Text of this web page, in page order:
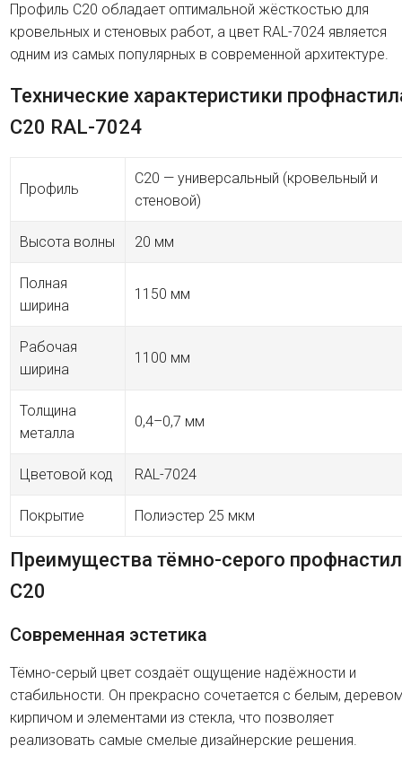
Профиль C20 обладает оптимальной жёсткостью для
кровельных и стеновых работ, а цвет RAL-7024 является
одним из самых популярных в современной архитектуре.
Технические характеристики
C20 RAL-7024
Профиль
C20 — универсальный (кровельный и
стеновой)
Высота волны 20 мм
Полная
ширина
1150 мм
Рабочая
ширина
1100 мм
Толщина
металла
0,4–0,7 мм
Цветовой код RAL-7024
Покрытие Полиэстер 25 мкм
Преимущества тёмно-серого
C20
Современная эстетика
Тёмно-серый цвет создаёт ощущение надёжности и
стабильности. Он прекрасно сочетается с белым,
кирпичом и элементами из стекла, что позволяет
реализовать самые смелые дизайнерские решения.